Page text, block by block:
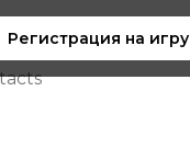
Регистрация на игру